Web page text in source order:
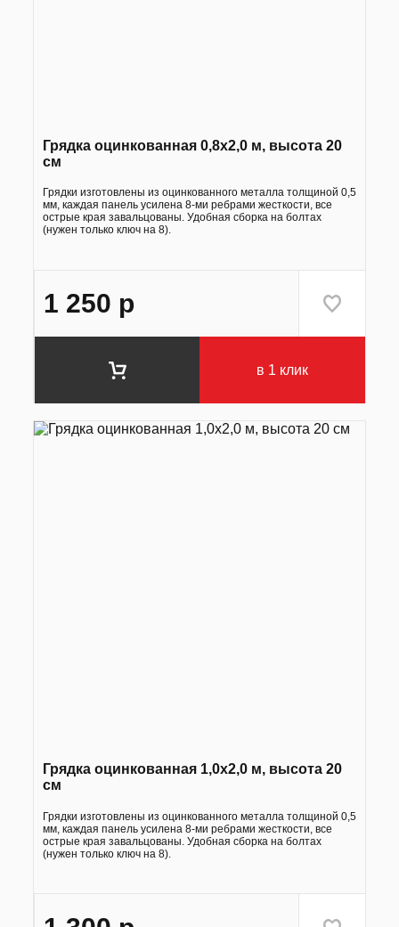
Грядка оцинкованная 0,8х2,0 м, высота 20
см
Грядки изготовлены из оцинкованного металла толщиной 0,5
мм, каждая панель усилена 8-ми ребрами жесткости, все
острые края завальцованы. Удобная сборка на болтах
(нужен только ключ на 8).
1 250 р
в 1 клик
Грядка оцинкованная 1,0х2,0 м, высота 20
см
Грядки изготовлены из оцинкованного металла толщиной 0,5
мм, каждая панель усилена 8-ми ребрами жесткости, все
острые края завальцованы. Удобная сборка на болтах
(нужен только ключ на 8).